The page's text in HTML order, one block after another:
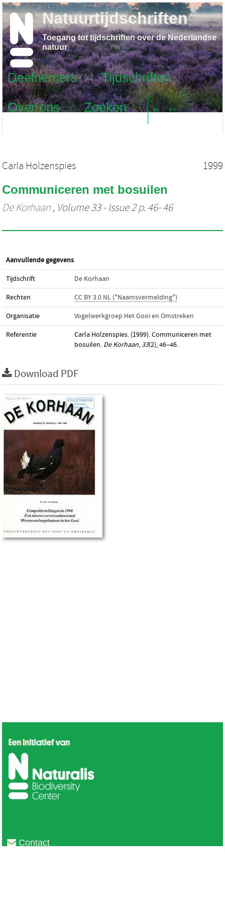
Deelnemers
Tijdschriften
Over ons
Zoeken NL EN
Natuurtijdschriften
Toegang tot tijdschriften over de Nederlandse
natuur
Carla Holzenspies 1999
Communiceren met bosuilen
De Korhaan , Volume 33 - Issue 2 p. 46- 46
Aanvullende gegevens
Tijdschrift De Korhaan
Rechten CC BY 3.0 NL ("Naamsvermelding")
Organisatie Vogelwerkgroep Het Gooi en Omstreken
Referentie
Carla Holzenspies. (1999). Communiceren met
bosuilen. De Korhaan, 33(2), 46–46.
Download PDF
Contact